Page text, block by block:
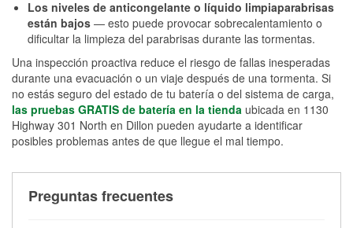
Los niveles de anticongelante o líquido limpiaparabrisas
están bajos — esto puede provocar sobrecalentamiento o
dificultar la limpieza del parabrisas durante las tormentas.
Una inspección proactiva reduce el riesgo de fallas inesperadas
durante una evacuación o un viaje después de una tormenta. Si
no estás seguro del estado de tu batería o del sistema de carga,
las pruebas GRATIS de batería en la tienda ubicada en 1130
Highway 301 North en Dillon pueden ayudarte a identificar
posibles problemas antes de que llegue el mal tiempo.
Preguntas frecuentes